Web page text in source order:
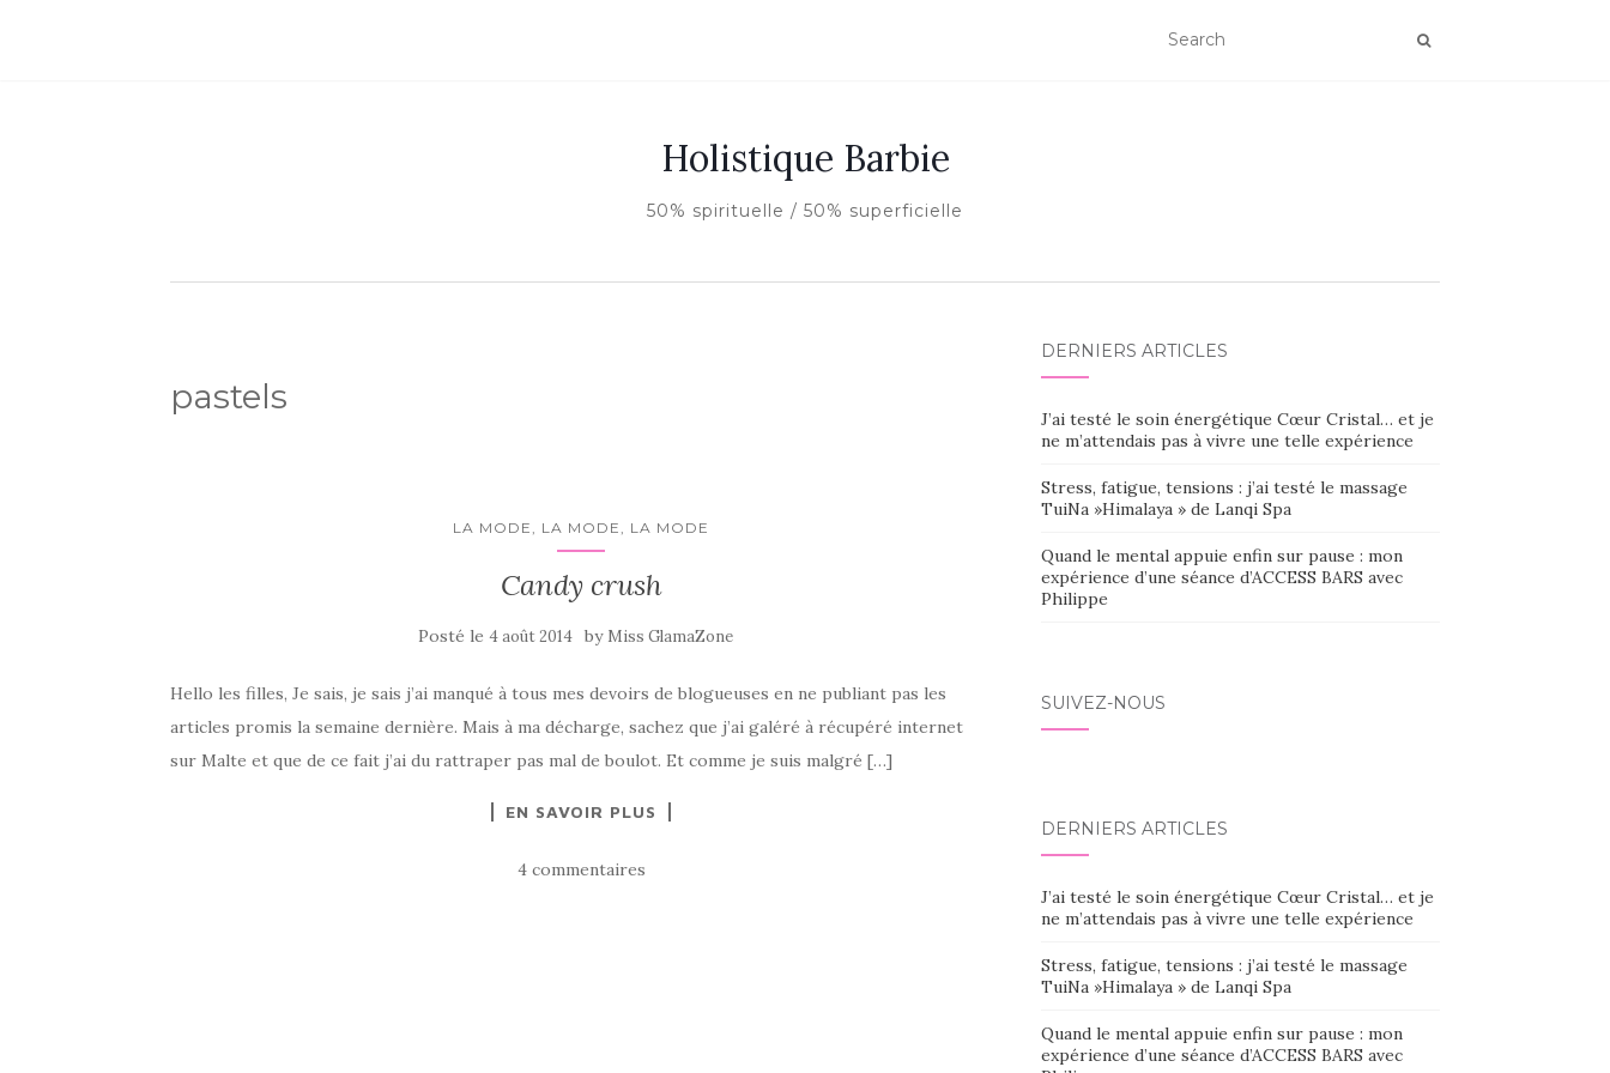
Holistique Barbie
50% spirituelle / 50% superficielle
pastels
LA MODE, LA MODE, LA MODE
Candy crush
Posté le 4 août 2014 by Miss GlamaZone
Hello les filles, Je sais, je sais j’ai manqué à tous mes devoirs de blogueuses en ne publiant pas les
articles promis la semaine dernière. Mais à ma décharge, sachez que j’ai galéré à récupéré internet
sur Malte et que de ce fait j’ai du rattraper pas mal de boulot. Et comme je suis malgré […]
EN SAVOIR PLUS
4 commentaires
DERNIERS ARTICLES
J’ai testé le soin énergétique Cœur Cristal… et je
ne m’attendais pas à vivre une telle expérience
Stress, fatigue, tensions : j’ai testé le massage
TuiNa »Himalaya » de Lanqi Spa
Quand le mental appuie enfin sur pause : mon
expérience d’une séance d’ACCESS BARS avec
Philippe
SUIVEZ-NOUS
DERNIERS ARTICLES
J’ai testé le soin énergétique Cœur Cristal… et je
ne m’attendais pas à vivre une telle expérience
Stress, fatigue, tensions : j’ai testé le massage
TuiNa »Himalaya » de Lanqi Spa
Quand le mental appuie enfin sur pause : mon
expérience d’une séance d’ACCESS BARS avec